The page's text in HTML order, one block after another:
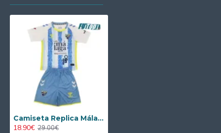
Camiseta Replica Málaga Primera Equipación 2024/25 Equipación
18.90€ 29.00€